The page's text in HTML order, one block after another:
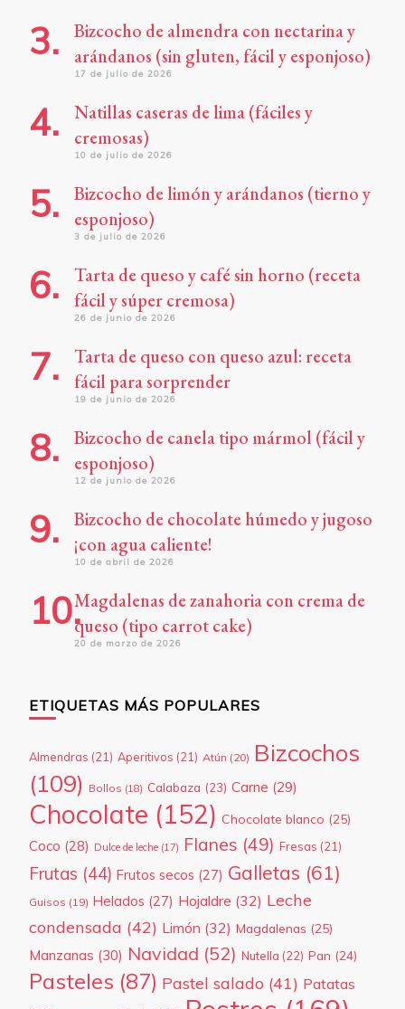
Bizcocho de almendra con nectarina y
arándanos (sin gluten, fácil y esponjoso)
17 de julio de 2026
Natillas caseras de lima (fáciles y
cremosas)
10 de julio de 2026
Bizcocho de limón y arándanos (tierno y
esponjoso)
3 de julio de 2026
Tarta de queso y café sin horno (receta
fácil y súper cremosa)
26 de junio de 2026
Tarta de queso con queso azul: receta
fácil para sorprender
19 de junio de 2026
Bizcocho de canela tipo mármol (fácil y
esponjoso)
12 de junio de 2026
Bizcocho de chocolate húmedo y jugoso
¡con agua caliente!
10 de abril de 2026
Magdalenas de zanahoria con crema de
queso (tipo carrot cake)
20 de marzo de 2026
ETIQUETAS MÁS POPULARES
Almendras (21) Aperitivos (21) Atún (20) Bizcochos
(109) Bollos (18) Calabaza (23) Carne (29)
Chocolate (152) Chocolate blanco (25)
Coco (28) Dulce de leche (17) Flanes (49) Fresas (21)
Frutas (44) Frutos secos (27) Galletas (61)
Guisos (19) Helados (27) Hojaldre (32) Leche
condensada (42) Limón (32) Magdalenas (25)
Manzanas (30) Navidad (52) Nutella (22) Pan (24)
Pasteles (87) Pastel salado (41) Patatas